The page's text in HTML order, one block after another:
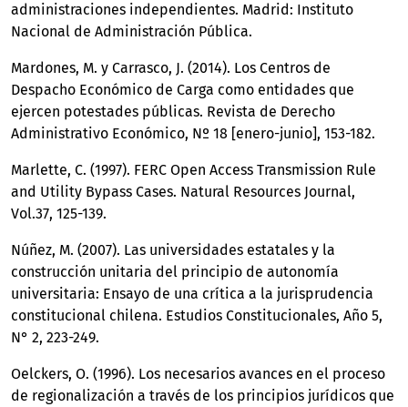
administraciones independientes. Madrid: Instituto
Nacional de Administración Pública.
Mardones, M. y Carrasco, J. (2014). Los Centros de
Despacho Económico de Carga como entidades que
ejercen potestades públicas. Revista de Derecho
Administrativo Económico, Nº 18 [enero-junio], 153-182.
Marlette, C. (1997). FERC Open Access Transmission Rule
and Utility Bypass Cases. Natural Resources Journal,
Vol.37, 125-139.
Núñez, M. (2007). Las universidades estatales y la
construcción unitaria del principio de autonomía
universitaria: Ensayo de una crítica a la jurisprudencia
constitucional chilena. Estudios Constitucionales, Año 5,
N° 2, 223-249.
Oelckers, O. (1996). Los necesarios avances en el proceso
de regionalización a través de los principios jurídicos que